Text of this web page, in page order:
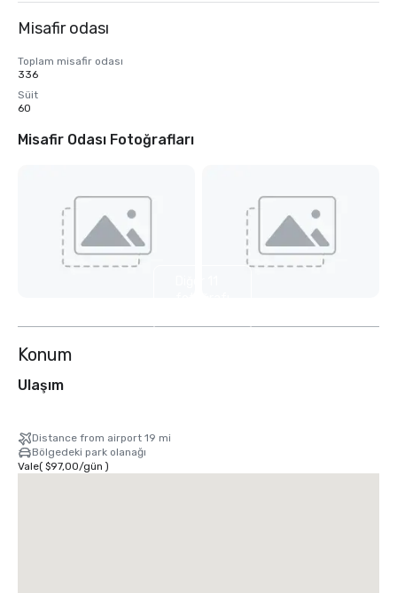
Misafir odası
Toplam misafir odası
336
Süit
60
Misafir Odası Fotoğrafları
Konum
Ulaşım
Distance from airport 19 mi
Bölgedeki park olanağı
Vale( $97,00/gün )